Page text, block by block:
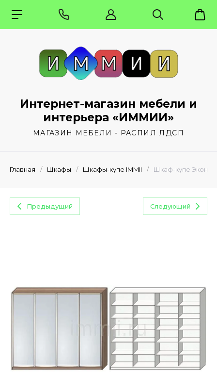
Интернет-магазин мебели и
интерьера «ИММИИ»
МАГАЗИН МЕБЕЛИ - РАСПИЛ ЛДСП
Главная / Шкафы / Шкафы-купе IMMII / Шкаф-купе
Предыдущий Следующий